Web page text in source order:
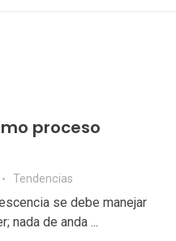
proceso
Tendencias
se debe manejar
nada de anda ...